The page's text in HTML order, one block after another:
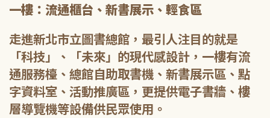
一樓：流通櫃台、新書展示、輕食區
走進新北市立圖書總館，最引人注目的就是
「科技」、「未來」的現代感設計，一樓有流
通服務檯、總館自助取書機、新書展示區、點
字資料室、活動推廣區，更提供電子書牆、樓
層導覽機等設備供民眾使用。